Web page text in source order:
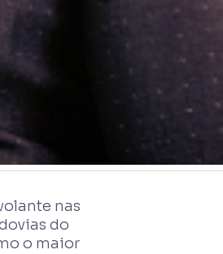
nas
do
o maior